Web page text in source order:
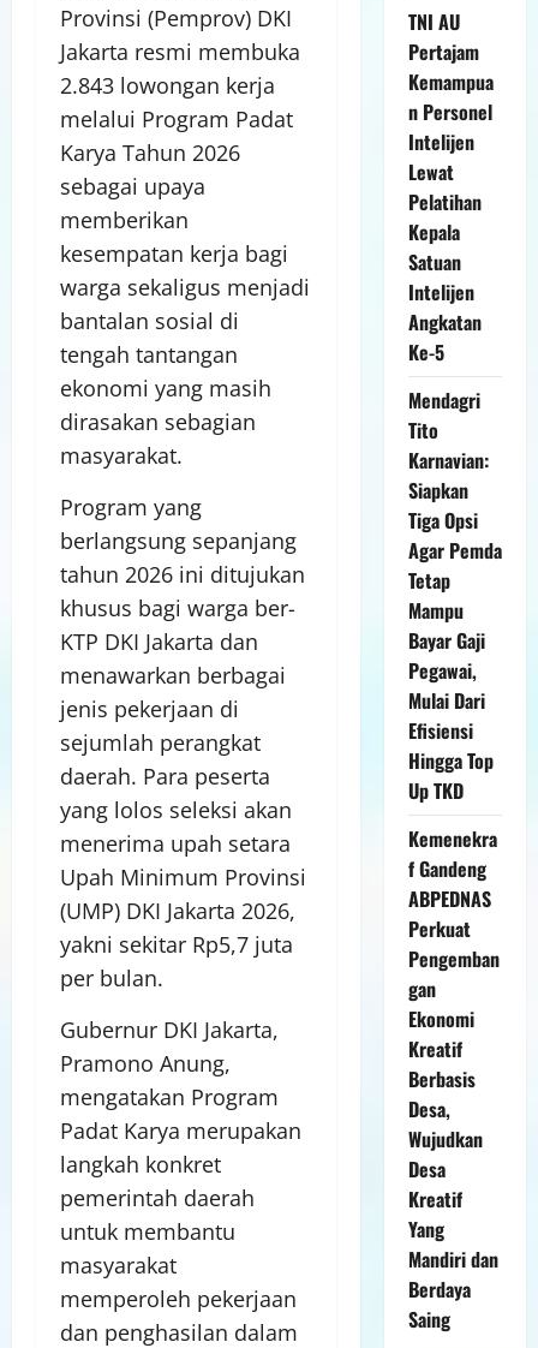
Provinsi (Pemprov) DKI
Jakarta resmi membuka
2.843 lowongan kerja
melalui Program Padat
Karya Tahun 2026
sebagai upaya
memberikan
kesempatan kerja bagi
warga sekaligus menjadi
bantalan sosial di
tengah tantangan
ekonomi yang masih
dirasakan sebagian
masyarakat.
Program yang
berlangsung sepanjang
tahun 2026 ini ditujukan
khusus bagi warga ber-
KTP DKI Jakarta dan
menawarkan berbagai
jenis pekerjaan di
sejumlah perangkat
daerah. Para peserta
yang lolos seleksi akan
menerima upah setara
Upah Minimum Provinsi
(UMP) DKI Jakarta 2026,
yakni sekitar Rp5,7 juta
per bulan.
Gubernur DKI Jakarta,
Pramono Anung,
mengatakan Program
Padat Karya merupakan
langkah konkret
pemerintah daerah
untuk membantu
masyarakat
memperoleh pekerjaan
dan penghasilan dalam
TNI AU
Pertajam
Kemampua
n Personel
Intelijen
Lewat
Pelatihan
Kepala
Satuan
Intelijen
Angkatan
Ke-5
Mendagri
Tito
Karnavian:
Siapkan
Tiga Opsi
Agar Pemda
Tetap
Mampu
Bayar Gaji
Pegawai,
Mulai Dari
Efisiensi
Hingga Top
Up TKD
Kemenekra
f Gandeng
ABPEDNAS
Perkuat
Pengemban
gan
Ekonomi
Kreatif
Berbasis
Desa,
Wujudkan
Desa
Kreatif
Yang
Mandiri dan
Berdaya
Saing